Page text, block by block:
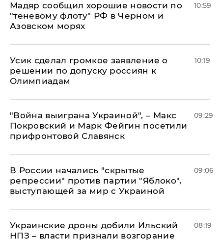
Мадяр сообщил хорошие новости по
"теневому флоту" РФ в Черном и
Азовском морях
10:59
Усик сделал громкое заявление о
решении по допуску россиян к
Олимпиадам
10:19
"Война выиграна Украиной", – Макс
Покровский и Марк Фейгин посетили
прифронтовой Славянск
09:29
В России начались "скрытые
репрессии" против партии "Яблоко",
выступающей за мир с Украиной
09:06
Украинские дроны добили Ильский
НПЗ – власти признали возгорание
08:19